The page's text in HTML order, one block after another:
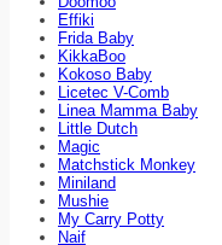
Effiki
Frida Baby
KikkaBoo
Kokoso Baby
Licetec V-Comb
Linea Mamma Baby
Little Dutch
Magic
Matchstick Monkey
Miniland
Mushie
My Carry Potty
Naif